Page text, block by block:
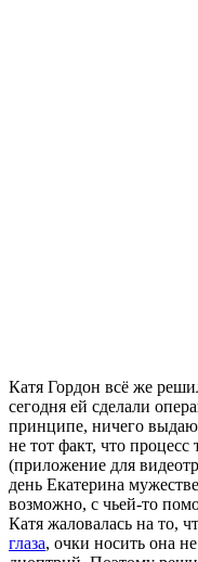
Катя Гордон всё же
сегодня ей сделали
принципе, ничего
не тот факт, что
(приложение для
день Екатерина
возможно, с чьей-то
Катя жаловалась на то,
глаза, очки носить она